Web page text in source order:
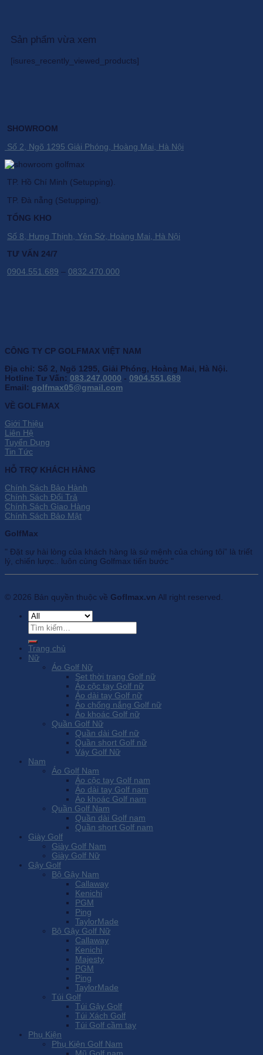
Sản phẩm vừa xem
[isures_recently_viewed_products]
SHOWROOM
Số 2, Ngõ 1295 Giải Phóng, Hoàng Mai, Hà Nội
TP. Hồ Chí Minh (Setupping).
TP. Đà nẵng (Setupping).
TỔNG KHO
Số 8, Hưng Thịnh, Yên Sở, Hoàng Mai, Hà Nội
TƯ VẤN 24/7
0904.551.689 – 0832.470.000
CÔNG TY CP GOLFMAX VIỆT NAM
Địa chỉ: Số 2, Ngõ 1295, Giải Phóng, Hoàng Mai, Hà Nội.
Hotline Tư Vấn: 083.247.0000 - 0904.551.689
Email: golfmax05@gmail.com
VỀ GOLFMAX
Giới Thiệu
Liên Hệ
Tuyển Dụng
Tin Tức
HỖ TRỢ KHÁCH HÀNG
Chính Sách Bảo Hành
Chính Sách Đổi Trả
Chính Sách Giao Hàng
Chính Sách Bảo Mật
GolfMax
" Đặt sự hài lòng của khách hàng là sứ mệnh của chúng tôi” là triết
lý, chiến lược.. luôn cùng Golfmax tiến bước "
© 2026 Bản quyền thuộc về Goflmax.vn All right reserved.
Tìm
kiếm:
Trang chủ
Nữ
Áo Golf Nữ
Set thời trang Golf nữ
Áo cộc tay Golf nữ
Áo dài tay Golf nữ
Áo chống nắng Golf nữ
Áo khoác Golf nữ
Quần Golf Nữ
Quần dài Golf nữ
Quần short Golf nữ
Váy Golf Nữ
Nam
Áo Golf Nam
Áo cộc tay Golf nam
Áo dài tay Golf nam
Áo khoác Golf nam
Quần Golf Nam
Quần dài Golf nam
Quần short Golf nam
Giày Golf
Giày Golf Nam
Giày Golf Nữ
Gậy Golf
Bộ Gậy Nam
Callaway
Kenichi
PGM
Ping
TaylorMade
Bộ Gậy Golf Nữ
Callaway
Kenichi
Majesty
PGM
Ping
TaylorMade
Túi Golf
Túi Gậy Golf
Túi Xách Golf
Túi Golf cầm tay
Phụ Kiện
Phụ Kiện Golf Nam
Mũ Golf nam